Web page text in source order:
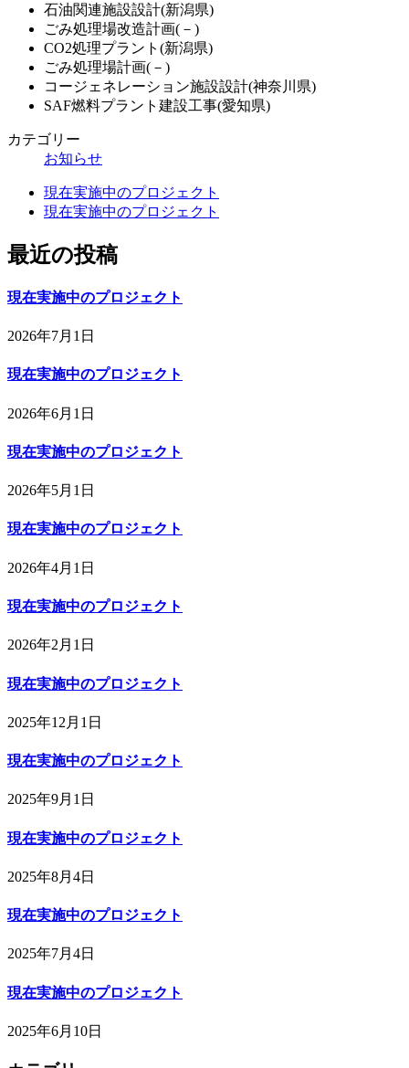
石油関連施設設計(新潟県)
ごみ処理場改造計画(－)
CO2処理プラント(新潟県)
ごみ処理場計画(－)
コージェネレーション施設設計(神奈川県)
SAF燃料プラント建設工事(愛知県)
カテゴリー
お知らせ
現在実施中のプロジェクト
現在実施中のプロジェクト
最近の投稿
現在実施中のプロジェクト
2026年7月1日
現在実施中のプロジェクト
2026年6月1日
現在実施中のプロジェクト
2026年5月1日
現在実施中のプロジェクト
2026年4月1日
現在実施中のプロジェクト
2026年2月1日
現在実施中のプロジェクト
2025年12月1日
現在実施中のプロジェクト
2025年9月1日
現在実施中のプロジェクト
2025年8月4日
現在実施中のプロジェクト
2025年7月4日
現在実施中のプロジェクト
2025年6月10日